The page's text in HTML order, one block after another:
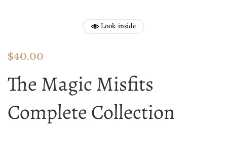
Look inside
$40.00
The Magic Misfits
Complete Collection